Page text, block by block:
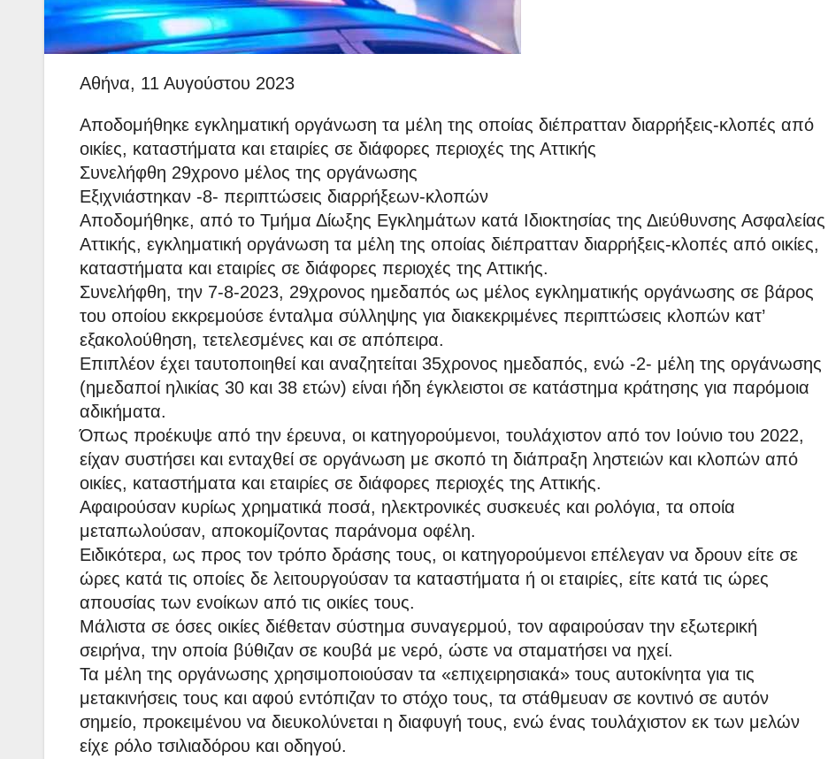
Αθήνα, 11 Αυγούστου 2023
Αποδομήθηκε εγκληματική οργάνωση τα μέλη της οποίας διέπρατταν διαρρήξεις-κλοπές από
οικίες, καταστήματα και εταιρίες σε διάφορες περιοχές της Αττικής
Συνελήφθη 29χρονο μέλος της οργάνωσης
Εξιχνιάστηκαν -8- περιπτώσεις διαρρήξεων-κλοπών
Αποδομήθηκε, από το Τμήμα Δίωξης Εγκλημάτων κατά Ιδιοκτησίας της Διεύθυνσης Ασφαλείας
Αττικής, εγκληματική οργάνωση τα μέλη της οποίας διέπρατταν διαρρήξεις-κλοπές από οικίες,
καταστήματα και εταιρίες σε διάφορες περιοχές της Αττικής.
Συνελήφθη, την 7-8-2023, 29χρονος ημεδαπός ως μέλος εγκληματικής οργάνωσης σε βάρος
του οποίου εκκρεμούσε ένταλμα σύλληψης για διακεκριμένες περιπτώσεις κλοπών κατ’
εξακολούθηση, τετελεσμένες και σε απόπειρα.
Επιπλέον έχει ταυτοποιηθεί και αναζητείται 35χρονος ημεδαπός, ενώ -2- μέλη της οργάνωσης
(ημεδαποί ηλικίας 30 και 38 ετών) είναι ήδη έγκλειστοι σε κατάστημα κράτησης για παρόμοια
αδικήματα.
Όπως προέκυψε από την έρευνα, οι κατηγορούμενοι, τουλάχιστον από τον Ιούνιο του 2022,
είχαν συστήσει και ενταχθεί σε οργάνωση με σκοπό τη διάπραξη ληστειών και κλοπών από
οικίες, καταστήματα και εταιρίες σε διάφορες περιοχές της Αττικής.
Αφαιρούσαν κυρίως χρηματικά ποσά, ηλεκτρονικές συσκευές και ρολόγια, τα οποία
μεταπωλούσαν, αποκομίζοντας παράνομα οφέλη.
Ειδικότερα, ως προς τον τρόπο δράσης τους, οι κατηγορούμενοι επέλεγαν να δρουν είτε σε
ώρες κατά τις οποίες δε λειτουργούσαν τα καταστήματα ή οι εταιρίες, είτε κατά τις ώρες
απουσίας των ενοίκων από τις οικίες τους.
Μάλιστα σε όσες οικίες διέθεταν σύστημα συναγερμού, τον αφαιρούσαν την εξωτερική
σειρήνα, την οποία βύθιζαν σε κουβά με νερό, ώστε να σταματήσει να ηχεί.
Τα μέλη της οργάνωσης χρησιμοποιούσαν τα «επιχειρησιακά» τους αυτοκίνητα για τις
μετακινήσεις τους και αφού εντόπιζαν το στόχο τους, τα στάθμευαν σε κοντινό σε αυτόν
σημείο, προκειμένου να διευκολύνεται η διαφυγή τους, ενώ ένας τουλάχιστον εκ των μελών
είχε ρόλο τσιλιαδόρου και οδηγού.